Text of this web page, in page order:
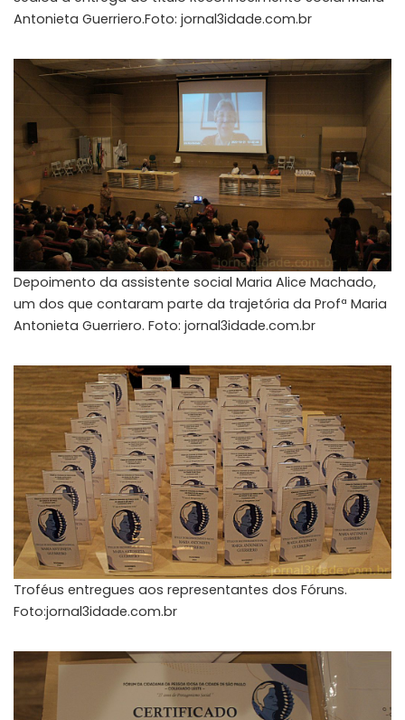
Antonieta Guerriero.Foto: jornal3idade.com.br
Depoimento da assistente social Maria Alice Machado,
um dos que contaram parte da trajetória da Profª Maria
Antonieta Guerriero. Foto: jornal3idade.com.br
Troféus entregues aos representantes dos Fóruns.
Foto:jornal3idade.com.br